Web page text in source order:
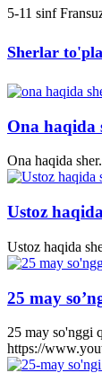
5-11 sinf
Sherlar
Ona haqida
Ona haqida
Ustoz
Ustoz haqida
25 may
25 may so'nggi
https://